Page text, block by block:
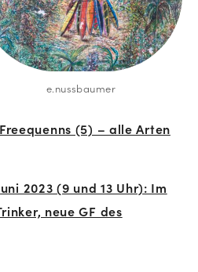
e.nussbaumer
(5) – alle Arten
2023 (9 und 13 Uhr): Im
neue GF des